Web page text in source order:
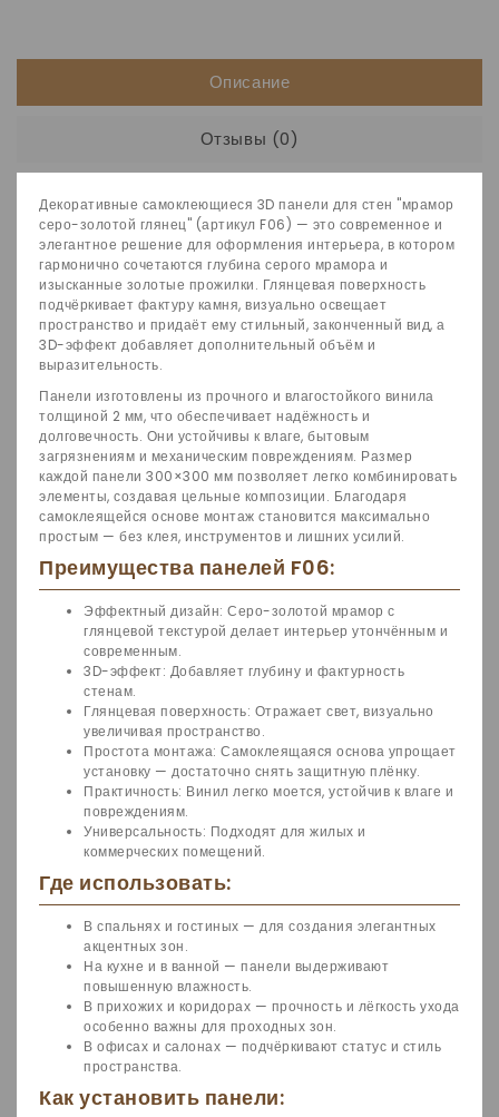
Описание
Отзывы (0)
Декоративные самоклеющиеся 3D панели для стен "мрамор
серо-золотой глянец" (артикул F06) — это современное и
элегантное решение для оформления интерьера, в котором
гармонично сочетаются глубина серого мрамора и
изысканные золотые прожилки. Глянцевая поверхность
подчёркивает фактуру камня, визуально освещает
пространство и придаёт ему стильный, законченный вид, а
3D-эффект добавляет дополнительный объём и
выразительность.
Панели изготовлены из прочного и влагостойкого винила
толщиной 2 мм, что обеспечивает надёжность и
долговечность. Они устойчивы к влаге, бытовым
загрязнениям и механическим повреждениям. Размер
каждой панели 300×300 мм позволяет легко комбинировать
элементы, создавая цельные композиции. Благодаря
самоклеящейся основе монтаж становится максимально
простым — без клея, инструментов и лишних усилий.
Преимущества панелей F06:
Эффектный дизайн: Серо-золотой мрамор с
глянцевой текстурой делает интерьер утончённым и
современным.
3D-эффект: Добавляет глубину и фактурность
стенам.
Глянцевая поверхность: Отражает свет, визуально
увеличивая пространство.
Простота монтажа: Самоклеящаяся основа упрощает
установку — достаточно снять защитную плёнку.
Практичность: Винил легко моется, устойчив к влаге и
повреждениям.
Универсальность: Подходят для жилых и
коммерческих помещений.
Где использовать:
В спальнях и гостиных — для создания элегантных
акцентных зон.
На кухне и в ванной — панели выдерживают
повышенную влажность.
В прихожих и коридорах — прочность и лёгкость ухода
особенно важны для проходных зон.
В офисах и салонах — подчёркивают статус и стиль
пространства.
Как установить панели: